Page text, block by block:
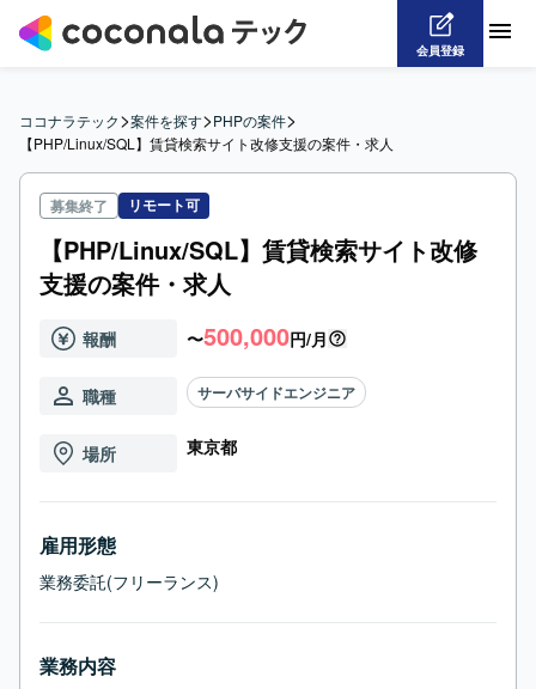
会員登録
ココナラテック>案件を探す>PHPの案件>
【PHP/Linux/SQL】賃貸検索サイト改修支援の案件・求人
募集終了 リモート可
【PHP/Linux/SQL】賃貸検索サイト改修
支援の案件・求人
報酬 〜500,000円/月
職種 サーバサイドエンジニア
場所 東京都
雇用形態
業務委託(フリーランス)
業務内容